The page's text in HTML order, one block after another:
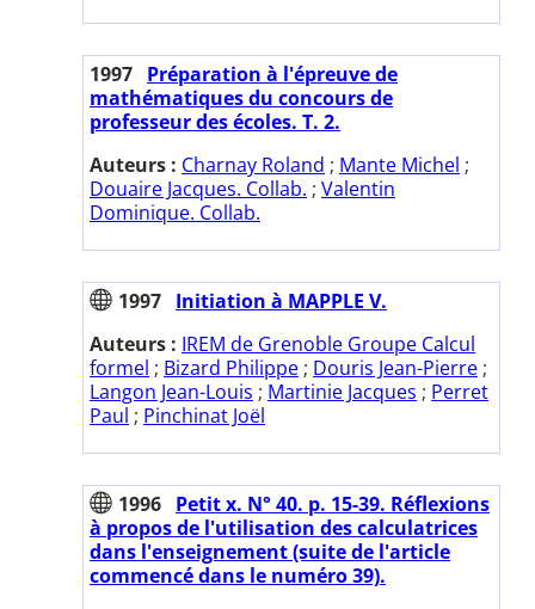
1997 Préparation à l'épreuve de
mathématiques du concours de
professeur des écoles. T. 2.
Auteurs : Charnay Roland ; Mante Michel ;
Douaire Jacques. Collab. ; Valentin
Dominique. Collab.
1997 Initiation à MAPPLE V.
Auteurs : IREM de Grenoble Groupe Calcul
formel ; Bizard Philippe ; Douris Jean-Pierre ;
Langon Jean-Louis ; Martinie Jacques ; Perret
Paul ; Pinchinat Joël
1996 Petit x. N° 40. p. 15-39. Réflexions
à propos de l'utilisation des calculatrices
dans l'enseignement (suite de l'article
commencé dans le numéro 39).